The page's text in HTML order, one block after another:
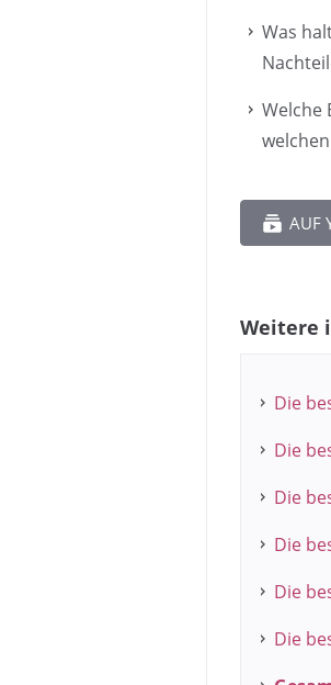
Was
Welche
AUF
Weitere
Die
Die
Die
Die
Die
Die